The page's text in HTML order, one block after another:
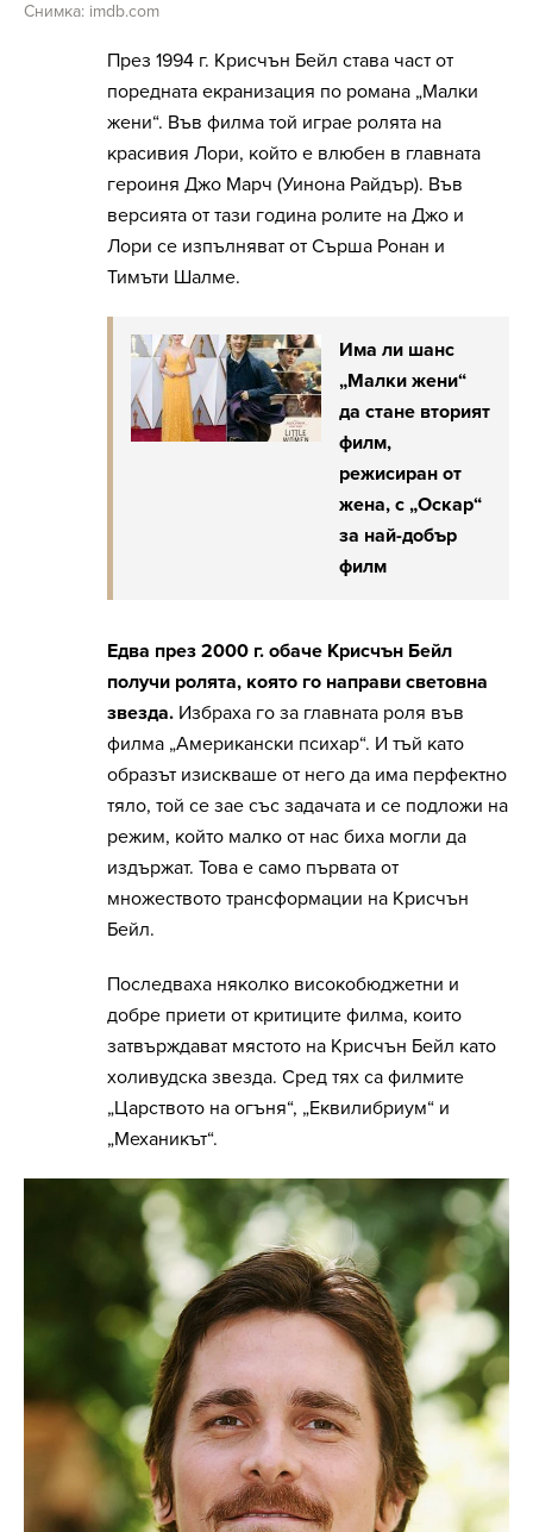
Снимка: imdb.com
През 1994 г. Крисчън Бейл става част от
поредната екранизация по романа „Малки
жени“. Във филма той играе ролята на
красивия Лори, който е влюбен в главната
героиня Джо Марч (Уинона Райдър). Във
версията от тази година ролите на Джо и
Лори се изпълняват от Сърша Ронан и
Тимъти Шалме.
Има ли шанс
„Малки жени“
да стане вторият
филм,
режисиран от
жена, с „Оскар“
за най-добър
филм
Едва през 2000 г. обаче Крисчън Бейл
получи ролята, която го направи световна
звезда. Избраха го за главната роля във
филма „Американски психар“. И тъй като
образът изискваше от него да има перфектно
тяло, той се зае със задачата и се подложи на
режим, който малко от нас биха могли да
издържат. Това е само първата от
множеството трансформации на Крисчън
Бейл.
Последваха няколко високобюджетни и
добре приети от критиците филма, които
затвърждават мястото на Крисчън Бейл като
холивудска звезда. Сред тях са филмите
„Царството на огъня“, „Еквилибриум“ и
„Механикът“.